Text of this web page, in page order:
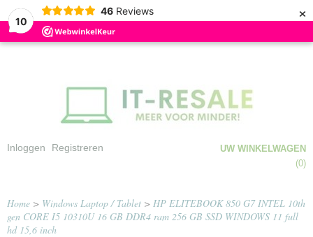
10
46 Reviews ×
Inloggen Registreren
UW WINKELWAGEN
(0)
Home > Windows Laptop / Tablet > HP ELITEBOOK 850 G7 INTEL 10th
gen CORE I5 10310U 16 GB DDR4 ram 256 GB SSD WINDOWS 11 full
hd 15,6 inch